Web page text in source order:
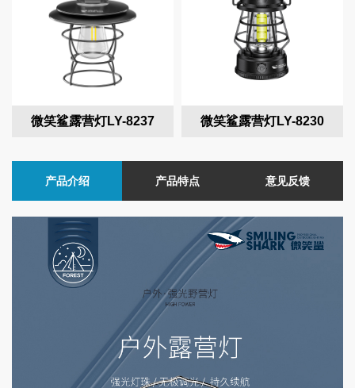
微笑鲨露营灯LY-8237 微笑鲨露营灯LY-8230
产品介绍 产品特点 意见反馈